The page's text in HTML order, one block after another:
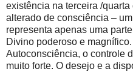
existência na terceira /
alterado de consciência –
representa apenas uma
Divino poderoso e
Autoconsciência, o controle
muito forte. O desejo e a